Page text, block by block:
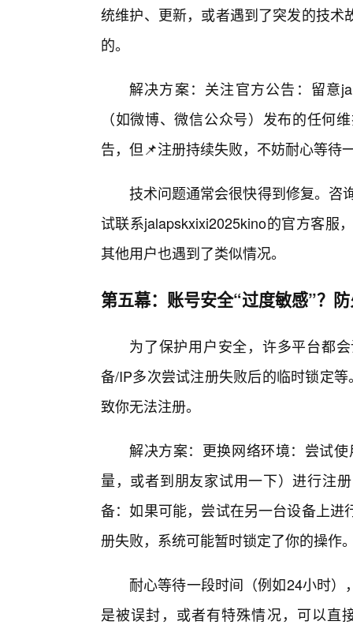
统维护、更新，或者遇到了突发的技
的。
解决方案：关注官方公告：留意
（如微博、微信公众号）发布的任何
告，但📌注册持续失败，不妨耐心等待
技术问题通常会很快得到修复。咨
试联系jalapskxixi2025kino的官方客服
其他用户也遇到了类似情况。
第五幕：账号安全“过度敏感”？
为了保护用户安全，许多平台都
备/IP多次尝试注册失败后的临时锁定
致你无法注册。
解决方案：更换网络环境：尝试
量，或者到朋友家试用一下）进行注
备：如果可能，尝试在另一台设备上
册失败，系统可能暂时锁定了你的操作
耐心等待一段时间（例如24小时
是被误封，或者有特殊情况，可以直